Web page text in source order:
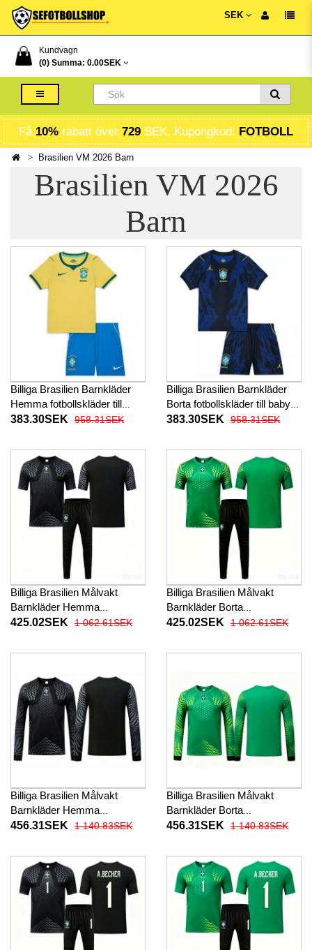
SEK
Kundvagn
(0) Summa: 0.00SEK
Få 10% rabatt över 729 SEK, Kupongkod: FOTBOLL
Brasilien VM 2026 Barn
Brasilien VM 2026
Barn
Billiga Brasilien Barnkläder
Hemma fotbollskläder till
baby VM 2026 Kortärmad (+
383.30SEK 958.31SEK
Billiga Brasilien Barnkläder
Borta fotbollskläder till baby
VM 2026 Kortärmad (+ Korta
383.30SEK 958.31SEK
Billiga Brasilien Målvakt
Barnkläder Hemma
fotbollskläder till baby VM
byxor)
425.02SEK 1 062.61SEK
Billiga Brasilien Målvakt
Barnkläder Borta
fotbollskläder till baby VM
byxor)
425.02SEK 1 062.61SEK
Billiga Brasilien Målvakt
Barnkläder Hemma
fotbollskläder till baby VM
byxor)
456.31SEK 1 140.83SEK
Billiga Brasilien Målvakt
Barnkläder Borta
fotbollskläder till baby VM
byxor)
456.31SEK 1 140.83SEK